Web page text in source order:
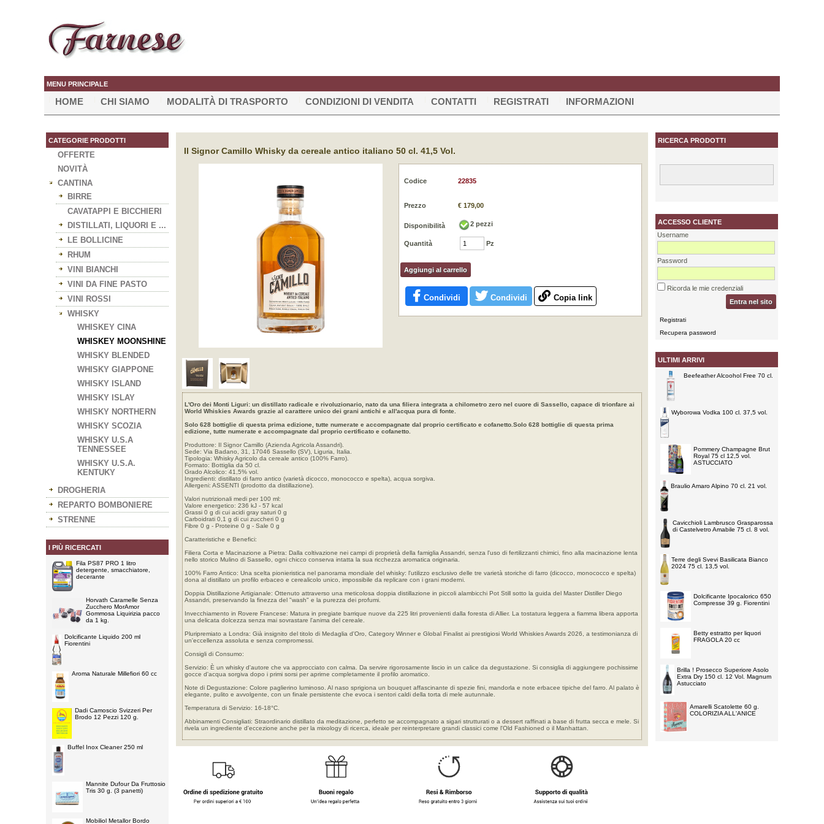
MENU PRINCIPALE
HOME CHI SIAMO MODALITÀ DI TRASPORTO CONDIZIONI DI VENDITA CONTATTI REGISTRATI INFORMAZIONI
CATEGORIE PRODOTTI
OFFERTE
NOVITÀ
CANTINA
BIRRE
CAVATAPPI E BICCHIERI
DISTILLATI, LIQUORI E ...
LE BOLLICINE
RHUM
VINI BIANCHI
VINI DA FINE PASTO
VINI ROSSI
WHISKY
WHISKEY CINA
WHISKEY MOONSHINE
WHISKY BLENDED
WHISKY GIAPPONE
WHISKY ISLAND
WHISKY ISLAY
WHISKY NORTHERN
WHISKY SCOZIA
WHISKY U.S.A
TENNESSEE
WHISKY U.S.A.
KENTUKY
DROGHERIA
REPARTO BOMBONIERE
STRENNE
I PIÙ RICERCATI
Fila PS87 PRO 1 litro
detergente, smacchiatore,
decerante
Horvath Caramelle Senza
Zucchero MorAmor
Gommosa Liquirizia pacco
da 1 kg.
Dolcificante Liquido 200 ml
Fiorentini
Aroma Naturale Millefiori 60 cc
Dadi Camoscio Svizzeri Per
Brodo 12 Pezzi 120 g.
Buffel Inox Cleaner 250 ml
Mannite Dufour Da Fruttosio
Tris 30 g. (3 panetti)
Mobiliol Metallor Bordo
Il Signor Camillo Whisky da cereale antico italiano 50 cl. 41,5 Vol.
Codice 22835
Prezzo € 179,00
Disponibilità 2 pezzi
Quantità Pz
Aggiungi al carrello
Condividi Condividi Copia link
L'Oro dei Monti Liguri: un distillato radicale e rivoluzionario, nato da una filiera integrata a chilometro zero nel cuore di Sassello, capace di trionfare ai
World Whiskies Awards grazie al carattere unico dei grani antichi e all'acqua pura di fonte.
Solo 628 bottiglie di questa prima edizione, tutte numerate e accompagnate dal proprio certificato e cofanetto.Solo 628 bottiglie di questa prima
edizione, tutte numerate e accompagnate dal proprio certificato e cofanetto.
Produttore: Il Signor Camillo (Azienda Agricola Assandri).
Sede: Via Badano, 31, 17046 Sassello (SV), Liguria, Italia.
Tipologia: Whisky Agricolo da cereale antico (100% Farro).
Formato: Bottiglia da 50 cl.
Grado Alcolico: 41,5% vol.
Ingredienti: distillato di farro antico (varietà dicocco, monococco e spelta), acqua sorgiva.
Allergeni: ASSENTI (prodotto da distillazione).
Valori nutrizionali medi per 100 ml:
Valore energetico: 236 kJ - 57 kcal
Grassi 0 g di cui acidi gray saturi 0 g
Carboidrati 0,1 g di cui zuccheri 0 g
Fibre 0 g - Proteine 0 g - Sale 0 g
Caratteristiche e Benefici:
Filiera Corta e Macinazione a Pietra: Dalla coltivazione nei campi di proprietà della famiglia Assandri, senza l'uso di fertilizzanti chimici, fino alla macinazione lenta
nello storico Mulino di Sassello, ogni chicco conserva intatta la sua ricchezza aromatica originaria.
100% Farro Antico: Una scelta pionieristica nel panorama mondiale del whisky: l'utilizzo esclusivo delle tre varietà storiche di farro (dicocco, monococco e spelta)
dona al distillato un profilo erbaceo e cerealicolo unico, impossibile da replicare con i grani moderni.
Doppia Distillazione Artigianale: Ottenuto attraverso una meticolosa doppia distillazione in piccoli alambicchi Pot Still sotto la guida del Master Distiller Diego
Assandri, preservando la finezza del "wash" e la purezza dei profumi.
Invecchiamento in Rovere Francese: Matura in pregiate barrique nuove da 225 litri provenienti dalla foresta di Allier. La tostatura leggera a fiamma libera apporta
una delicata dolcezza senza mai sovrastare l'anima del cereale.
Pluripremiato a Londra: Già insignito del titolo di Medaglia d'Oro, Category Winner e Global Finalist ai prestigiosi World Whiskies Awards 2026, a testimonianza di
un'eccellenza assoluta e senza compromessi.
Consigli di Consumo:
Servizio: È un whisky d'autore che va approcciato con calma. Da servire rigorosamente liscio in un calice da degustazione. Si consiglia di aggiungere pochissime
gocce d'acqua sorgiva dopo i primi sorsi per aprirne completamente il profilo aromatico.
Note di Degustazione: Colore paglierino luminoso. Al naso sprigiona un bouquet affascinante di spezie fini, mandorla e note erbacee tipiche del farro. Al palato è
elegante, pulito e avvolgente, con un finale persistente che evoca i sentori caldi della torta di mele autunnale.
Temperatura di Servizio: 16-18°C.
Abbinamenti Consigliati: Straordinario distillato da meditazione, perfetto se accompagnato a sigari strutturati o a dessert raffinati a base di frutta secca e mele. Si
rivela un ingrediente d'eccezione anche per la mixology di ricerca, ideale per reinterpretare grandi classici come l'Old Fashioned o il Manhattan.
RICERCA PRODOTTI
ACCESSO CLIENTE
Username
Password
Ricorda le mie credenziali
Entra nel sito
Registrati
Recupera password
ULTIMI ARRIVI
Beefeather Alcoohol Free 70 cl.
Wyborowa Vodka 100 cl. 37,5 vol.
Pommery Champagne Brut
Royal 75 cl 12,5 vol.
ASTUCCIATO
Braulio Amaro Alpino 70 cl. 21 vol.
Cavicchioli Lambrusco Grasparossa
di Castelvetro Amabile 75 cl. 8 vol.
Terre degli Svevi Basilicata Bianco
2024 75 cl. 13,5 vol.
Dolcificante Ipocalorico 650
Compresse 39 g. Fiorentini
Betty estratto per liquori
FRAGOLA 20 cc
Brilla ! Prosecco Superiore Asolo
Extra Dry 150 cl. 12 Vol. Magnum
Astucciato
Amarelli Scatolette 60 g.
COLORIZIA ALL'ANICE